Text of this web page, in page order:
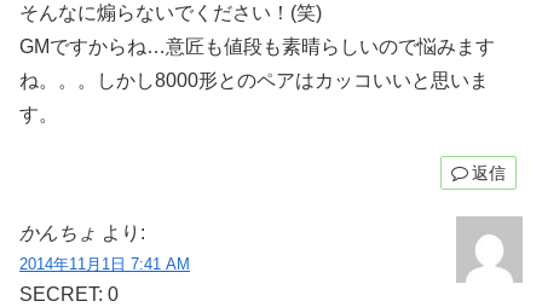
そんなに煽らないでください！(笑)
GMですからね…意匠も値段も素晴らしいので悩みます
ね。。。しかし8000形とのペアはカッコいいと思いま
す。
返信
かんちょ より:
2014年11月1日 7:41 AM
SECRET: 0